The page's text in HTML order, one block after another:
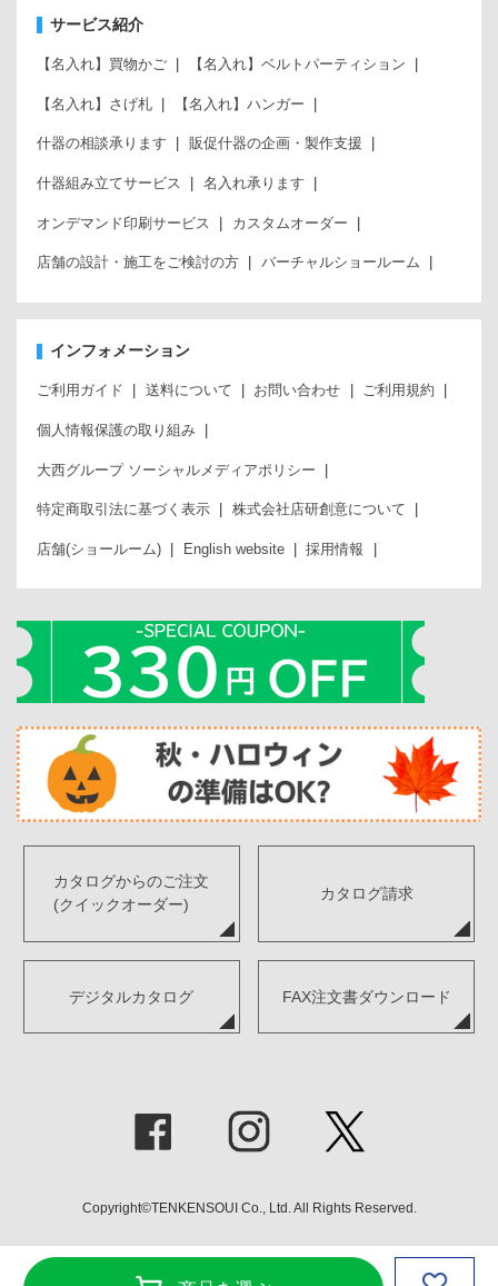
サービス紹介
【名入れ】買物かご 【名入れ】ベルトパーティション
【名入れ】さげ札 【名入れ】ハンガー
什器の相談承ります 販促什器の企画・製作支援
什器組み立てサービス 名入れ承ります
オンデマンド印刷サービス カスタムオーダー
店舗の設計・施工をご検討の方 バーチャルショールーム
インフォメーション
ご利用ガイド 送料について お問い合わせ ご利用規約
個人情報保護の取り組み
大西グループ ソーシャルメディアポリシー
特定商取引法に基づく表示 株式会社店研創意について
店舗(ショールーム) English website 採用情報
カタログからのご注文
(クイックオーダー)
カタログ請求
デジタルカタログ FAX注文書ダウンロード
Copyright©TENKENSOUI Co., Ltd. All Rights Reserved.